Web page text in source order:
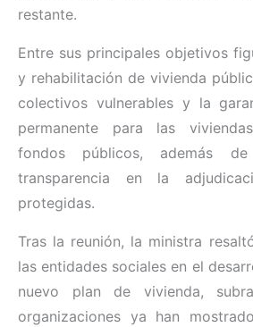
restante.
Entre sus principales objetivos
y rehabilitación de vivienda
colectivos vulnerables y la
permanente para las
fondos públicos, además
transparencia en la
protegidas.
Tras la reunión, la ministra
las entidades sociales en el
nuevo plan de vivienda,
organizaciones ya han